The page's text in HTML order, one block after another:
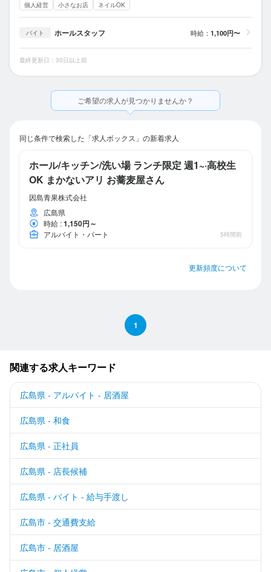
個人経営 小さなお店 ネイルOK
バイト ホールスタッフ 時給： 1,100円〜
最終更新日：30日以上前
ご希望の求人が見つかりませんか？
同じ条件で検索した「求人ボックス」の新着求人
ホール/キッチン/洗い場 ランチ限定 週1~·高校生
OK まかないアリ お蕎麦屋さん
因島青果株式会社
広島県
時給 :1,150円～
アルバイト・パート 5時間前
更新頻度について
1
関連する求人キーワード
広島県 - アルバイト - 居酒屋
広島県 - 和食
広島県 - 正社員
広島県 - 店長候補
広島県 - バイト - 給与手渡し
広島市 - 交通費支給
広島市 - 居酒屋